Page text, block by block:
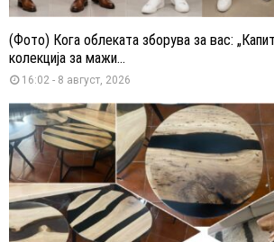
(Фото) Кога облеката зборува за вас:
колекција за мажи...
16:02 - 8 август, 2026